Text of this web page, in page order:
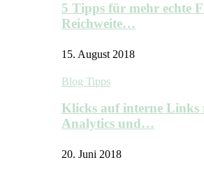
5 Tipps für mehr echte
Reichweite…
15. August 2018
Blog Tipps
Klicks auf interne Links
Analytics und…
20. Juni 2018